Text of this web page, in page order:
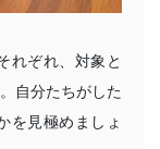
れぞれ、対象と
自分たちがした
を見極めましょ